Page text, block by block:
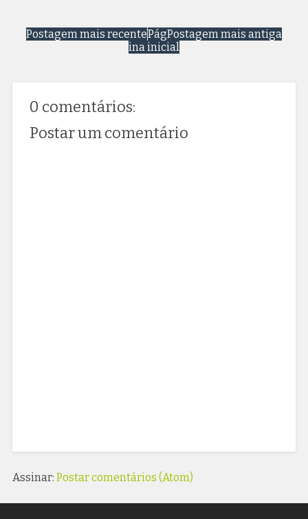
Postagem mais recente Postagem mais antiga
Pág
ina inicial
0 comentários:
Postar um comentário
Assinar: Postar comentários (Atom)